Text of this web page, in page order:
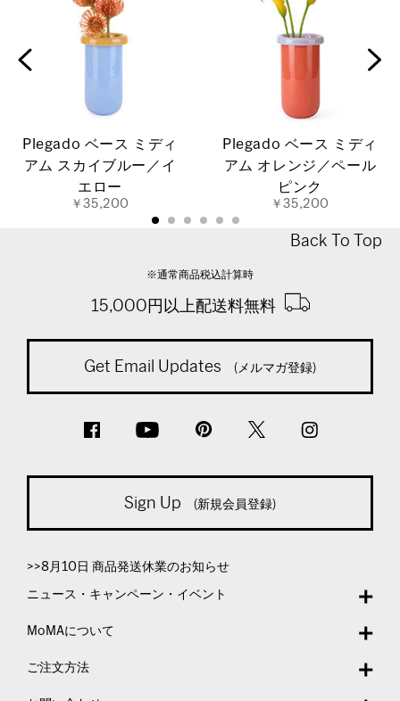
Plegado ベース ミディ
アム スカイブルー／イ
エロー
￥35,200
Plegado ベース ミディ
アム オレンジ／ペール
ピンク
￥35,200
Back To Top
※通常商品税込計算時
15,000円以上配送料無料
Get Email Updates (メルマガ登録)
Sign Up (新規会員登録)
>>8月10日 商品発送休業のお知らせ
ニュース・キャンペーン・イベント
MoMAについて
ご注文方法